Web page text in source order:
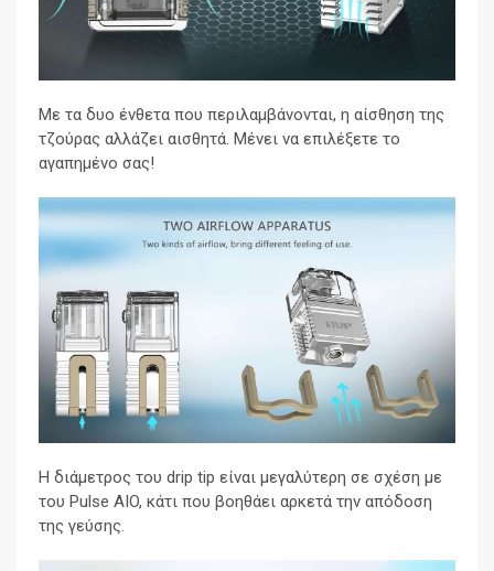
Με τα δυο ένθετα που περιλαμβάνονται, η αίσθηση της
τζούρας αλλάζει αισθητά. Μένει να επιλέξετε το
αγαπημένο σας!
Η διάμετρος του drip tip είναι μεγαλύτερη σε σχέση με
του Pulse AIO, κάτι που βοηθάει αρκετά την απόδοση
της γεύσης.